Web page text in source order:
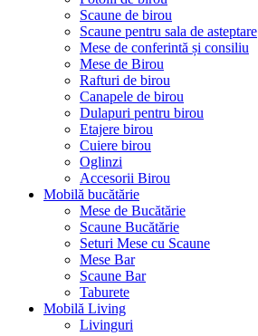
Scaune de birou
Scaune pentru sala de asteptare
Mese de conferintă și consiliu
Mese de Birou
Rafturi de birou
Canapele de birou
Dulapuri pentru birou
Etajere birou
Cuiere birou
Oglinzi
Accesorii Birou
Mobilă bucătărie
Mese de Bucătărie
Scaune Bucătărie
Seturi Mese cu Scaune
Mese Bar
Scaune Bar
Taburete
Mobilă Living
Livinguri